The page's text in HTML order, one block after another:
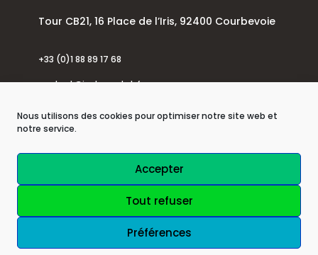
Nous utilisons des cookies pour optimiser notre site web et
notre service.
Accepter
Tout refuser
Préférences
Tour CB21, 16 Place de l’Iris, 92400 Courbevoie
+33 (0)1 88 89 17 68
contact@incka-astek.fr
| Politique de confidentialité |